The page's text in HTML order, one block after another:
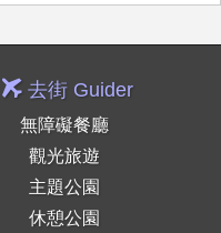
去街 Guider
無障礙餐廳
觀光旅遊
主題公園
休憩公園